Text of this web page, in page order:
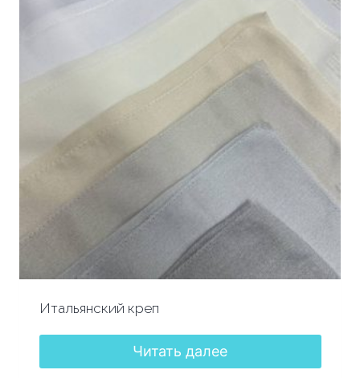
Итальянский креп
Читать далее